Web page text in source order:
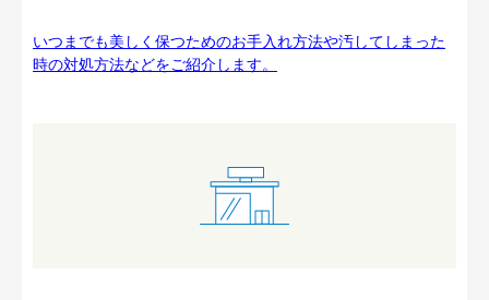
いつまでも美しく保つためのお手入れ方法や汚してしまった
時の対処方法などをご紹介します。